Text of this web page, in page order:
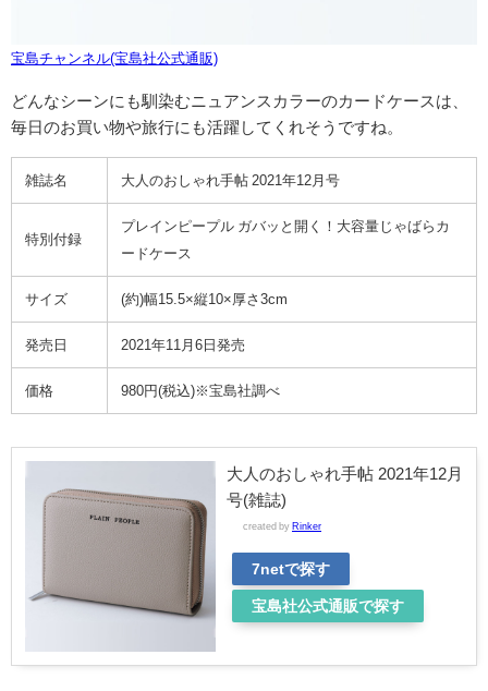
宝島チャンネル(宝島社公式通販)
どんなシーンにも馴染むニュアンスカラーのカードケースは、
毎日のお買い物や旅行にも活躍してくれそうですね。
雑誌名 大人のおしゃれ手帖 2021年12月号
特別付録
プレインピープル ガバッと開く！大容量じゃばらカ
ードケース
サイズ (約)幅15.5×縦10×厚さ3cm
発売日 2021年11月6日発売
価格 980円(税込)※宝島社調べ
大人のおしゃれ手帖 2021年12月
号(雑誌)
created by Rinker
7netで探す
宝島社公式通販で探す